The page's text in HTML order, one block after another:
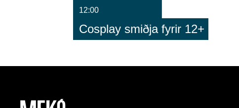
12:00
Cosplay smiðja fyrir 12+